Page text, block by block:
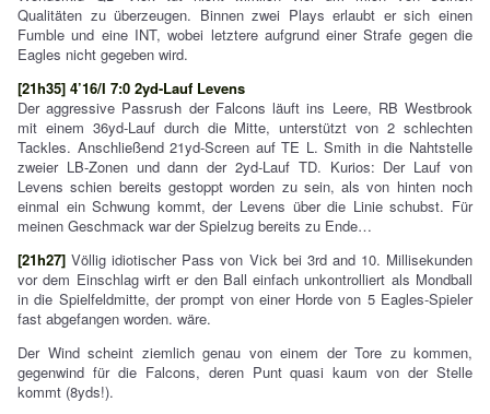
Qualitäten zu überzeugen. Binnen zwei Plays erlaubt er sich einen
Fumble und eine INT, wobei letztere aufgrund einer Strafe gegen die
Eagles nicht gegeben wird.
[21h35] 4’16/I 7:0 2yd-Lauf Levens
Der aggressive Passrush der Falcons läuft ins Leere, RB Westbrook
mit einem 36yd-Lauf durch die Mitte, unterstützt von 2 schlechten
Tackles. Anschließend 21yd-Screen auf TE L. Smith in die Nahtstelle
zweier LB-Zonen und dann der 2yd-Lauf TD. Kurios: Der Lauf von
Levens schien bereits gestoppt worden zu sein, als von hinten noch
einmal ein Schwung kommt, der Levens über die Linie schubst. Für
meinen Geschmack war der Spielzug bereits zu Ende…
[21h27] Völlig idiotischer Pass von Vick bei 3rd and 10. Millisekunden
vor dem Einschlag wirft er den Ball einfach unkontrolliert als Mondball
in die Spielfeldmitte, der prompt von einer Horde von 5 Eagles-Spieler
fast abgefangen worden. wäre.
Der Wind scheint ziemlich genau von einem der Tore zu kommen,
gegenwind für die Falcons, deren Punt quasi kaum von der Stelle
kommt (8yds!).